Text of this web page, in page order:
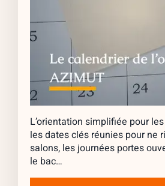
L’orientation simplifiée pour
les dates clés réunies pour ne
salons, les journées portes
le bac…